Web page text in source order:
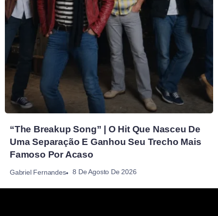
“The Breakup Song” | O Hit Que Nasceu De
Uma Separação E Ganhou Seu Trecho Mais
Famoso Por Acaso
Gabriel Fernandes 8 De Agosto De 2026